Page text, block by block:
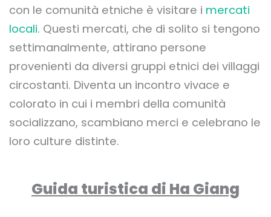
con le comunità etniche è visitare i mercati
locali. Questi mercati, che di solito si tengono
settimanalmente, attirano persone
provenienti da diversi gruppi etnici dei villaggi
circostanti. Diventa un incontro vivace e
colorato in cui i membri della comunità
socializzano, scambiano merci e celebrano le
loro culture distinte.
Guida turistica di Ha Giang